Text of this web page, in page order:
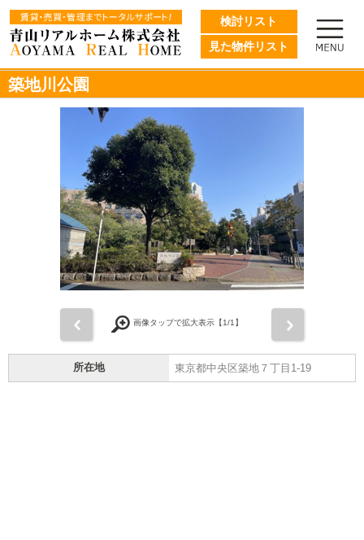
検討リスト
見た物件リスト
築地川公園
画像タップで拡大表示【1/1】
所在地 東京都中央区築地７丁目1-19